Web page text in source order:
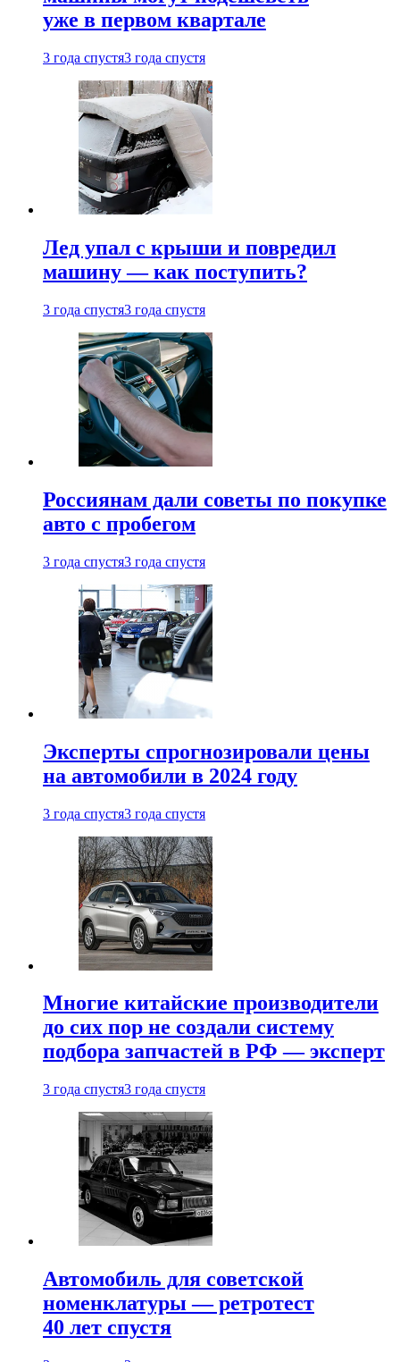
уже в первом квартале
3 года спустя3 года спустя
Лед упал с крыши и повредил
машину — как поступить?
3 года спустя3 года спустя
Россиянам дали советы по покупке
авто с пробегом
3 года спустя3 года спустя
Эксперты спрогнозировали цены
на автомобили в 2024 году
3 года спустя3 года спустя
Многие китайские производители
до сих пор не создали систему
подбора запчастей в РФ — эксперт
3 года спустя3 года спустя
Автомобиль для советской
номенклатуры — ретротест
40 лет спустя